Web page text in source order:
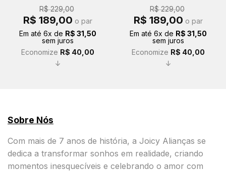
R$229,00
O
preço
era:
R$ 229,00.
R$ 189,00 preço
é:
R$ 189,00.
o par
Em até 6x de R$ 31,50
sem juros
Economize R$ 40,00
↓
R$229,00
O
preço
era:
R$ 229,00.
R$ 189,00 preço
é:
R$ 189,00.
o par
Em até 6x de R$ 31,50
sem juros
Economize R$ 40,00
↓
Sobre Nós
Com mais de 7 anos de história, a Joicy Alianças se
dedica a transformar sonhos em realidade, criando
momentos inesquecíveis e celebrando o amor com